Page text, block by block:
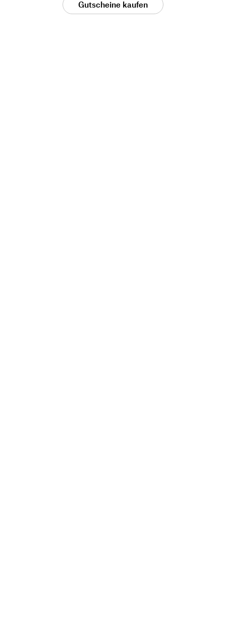
Gutscheine kaufen